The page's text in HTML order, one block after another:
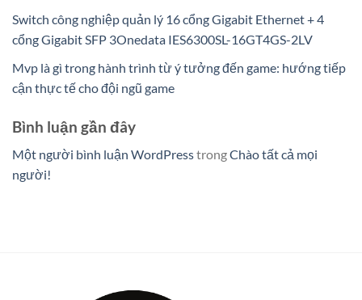
Switch công nghiệp quản lý 16 cổng Gigabit Ethernet + 4
cổng Gigabit SFP 3Onedata IES6300SL-16GT4GS-2LV
Mvp là gì trong hành trình từ ý tưởng đến game: hướng tiếp
cận thực tế cho đội ngũ game
Bình luận gần đây
Một người bình luận WordPresstrongChào tất cả mọi
người!